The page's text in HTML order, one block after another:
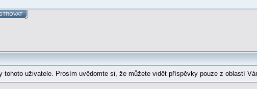
uživatele. Prosím uvědomte si, že můžete vidět příspěvky pouze z oblastí